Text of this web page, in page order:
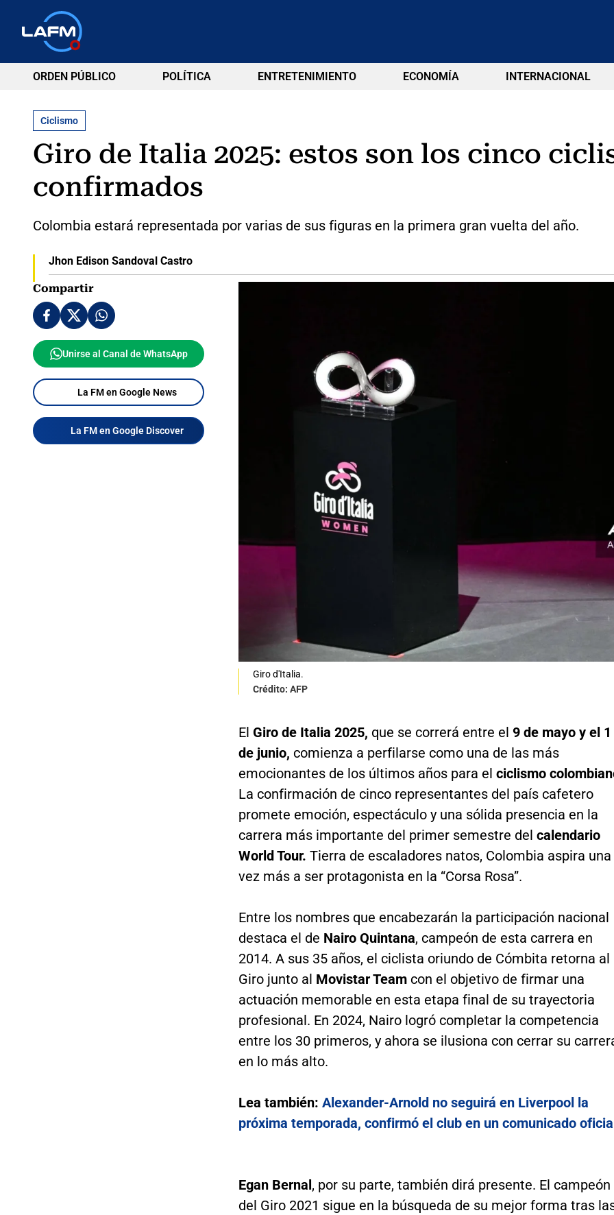
ORDEN PÚBLICO POLÍTICA ENTRETENIMIENTO ECONOMÍA INTERNACIONAL
Ciclismo
Giro de Italia 2025: estos son los cinco
confirmados
Colombia estará representada por varias de sus figuras en la primera gran vuelta del año.
Jhon Edison Sandoval Castro
Compartir
Unirse al Canal de WhatsApp
La FM en Google News
La FM en Google Discover
Giro d'Italia.
Crédito: AFP
El Giro de Italia 2025, que se correrá entre el 9 de mayo y el 1
de junio, comienza a perfilarse como una de las más
emocionantes de los últimos años para el ciclismo
La confirmación de cinco representantes del país cafetero
promete emoción, espectáculo y una sólida presencia en la
carrera más importante del primer semestre del calendario
World Tour. Tierra de escaladores natos, Colombia aspira una
vez más a ser protagonista en la “Corsa Rosa”.
Entre los nombres que encabezarán la participación nacional
destaca el de Nairo Quintana, campeón de esta carrera en
2014. A sus 35 años, el ciclista oriundo de Cómbita retorna al
Giro junto al Movistar Team con el objetivo de firmar una
actuación memorable en esta etapa final de su trayectoria
profesional. En 2024, Nairo logró completar la competencia
entre los 30 primeros, y ahora se ilusiona con cerrar su
en lo más alto.
Lea también: Alexander-Arnold no seguirá en Liverpool la
próxima temporada, confirmó el club en un comunicado
Egan Bernal, por su parte, también dirá presente. El campeón
del Giro 2021 sigue en la búsqueda de su mejor forma tras